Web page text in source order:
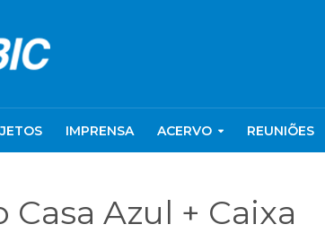
IMPRENSA ACERVO REUNIÕES
Casa Azul + Caixa